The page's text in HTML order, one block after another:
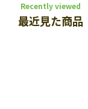
Recently viewed
最近見た商品